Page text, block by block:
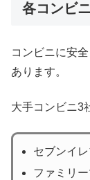
各コンビ
コンビニに安
あります。
大手コンビニ3
セブンイ
ファミリー